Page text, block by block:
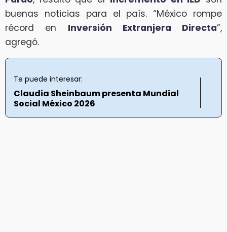
buenas noticias para el país. “México rompe
récord en Inversión Extranjera Directa”,
agregó.
Te puede interesar:
Claudia Sheinbaum presenta Mundial
Social México 2026